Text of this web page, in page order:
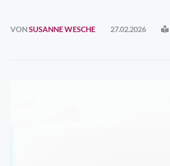
VONSUSANNE WESCHE 27.02.2026